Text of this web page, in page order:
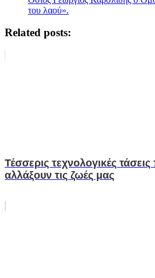
του λαού».
Related posts:
Τέσσερις τεχνολογικές
αλλάξουν τις ζωές μας